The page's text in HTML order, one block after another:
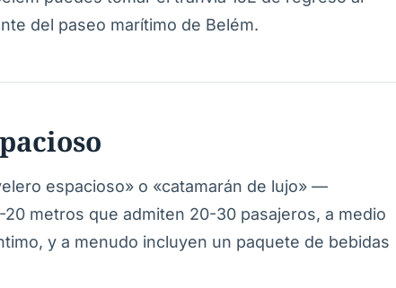
del paseo marítimo de Belém.
espacioso» o «catamarán de lujo» —
metros que admiten 20-30 pasajeros, a medio
y a menudo incluyen un paquete de bebidas